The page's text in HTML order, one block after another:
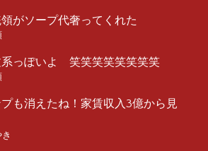
領がソープ代奢ってくれた
系っぽいよ 笑笑笑笑笑笑笑笑
も消えたね！家賃収入3億から見